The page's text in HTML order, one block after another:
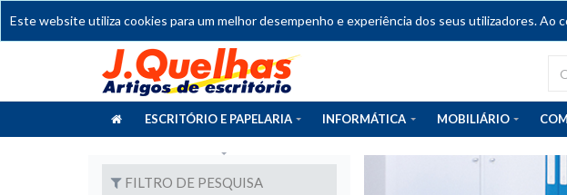
Este website utiliza cookies para um melhor desempenho e experiência dos seus utilizadores. Ao
ESCRITÓRIO E PAPELARIA INFORMÁTICA MOBILIÁRIO
FILTRO DE PESQUISA